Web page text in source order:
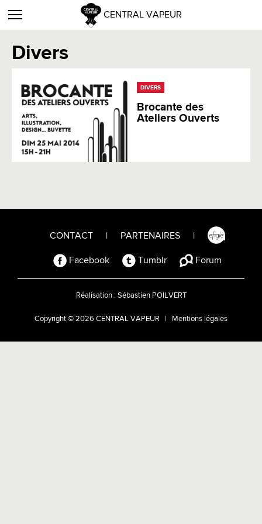
CENTRAL VAPEUR
Divers
DIVERS
Brocante des
Ateliers Ouverts
CONTACT PARTENAIRES
Facebook Tumblr Forum
Réalisation : Sébastien POILVERT
Copyright © 2026 CENTRAL VAPEUR | Mentions légales